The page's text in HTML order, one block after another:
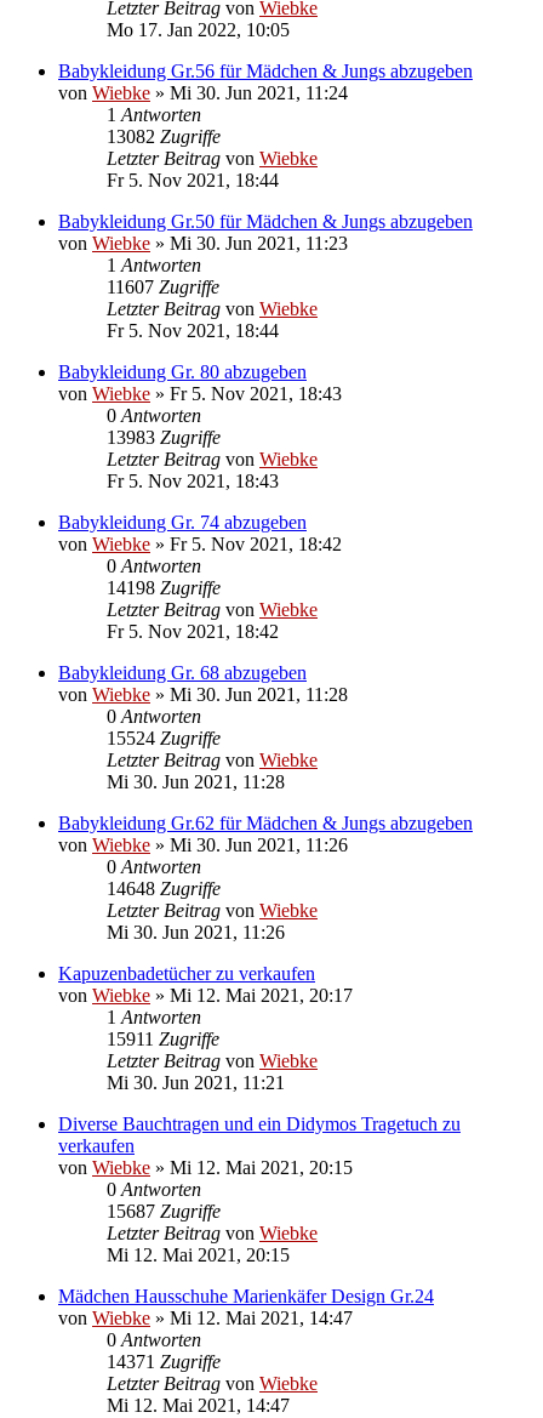
Letzter Beitrag von Wiebke
Mo 17. Jan 2022, 10:05
Babykleidung Gr.56 für Mädchen & Jungs abzugeben
von Wiebke » Mi 30. Jun 2021, 11:24
1Antworten
13082 Zugriffe
Letzter Beitrag von Wiebke
Fr 5. Nov 2021, 18:44
Babykleidung Gr.50 für Mädchen & Jungs abzugeben
von Wiebke » Mi 30. Jun 2021, 11:23
1Antworten
11607 Zugriffe
Letzter Beitrag von Wiebke
Fr 5. Nov 2021, 18:44
Babykleidung Gr. 80 abzugeben
von Wiebke » Fr 5. Nov 2021, 18:43
0Antworten
13983 Zugriffe
Letzter Beitrag von Wiebke
Fr 5. Nov 2021, 18:43
Babykleidung Gr. 74 abzugeben
von Wiebke » Fr 5. Nov 2021, 18:42
0Antworten
14198 Zugriffe
Letzter Beitrag von Wiebke
Fr 5. Nov 2021, 18:42
Babykleidung Gr. 68 abzugeben
von Wiebke » Mi 30. Jun 2021, 11:28
0Antworten
15524 Zugriffe
Letzter Beitrag von Wiebke
Mi 30. Jun 2021, 11:28
Babykleidung Gr.62 für Mädchen & Jungs abzugeben
von Wiebke » Mi 30. Jun 2021, 11:26
0Antworten
14648 Zugriffe
Letzter Beitrag von Wiebke
Mi 30. Jun 2021, 11:26
Kapuzenbadetücher zu verkaufen
von Wiebke » Mi 12. Mai 2021, 20:17
1Antworten
15911 Zugriffe
Letzter Beitrag von Wiebke
Mi 30. Jun 2021, 11:21
Diverse Bauchtragen und ein Didymos Tragetuch zu
verkaufen
von Wiebke » Mi 12. Mai 2021, 20:15
0Antworten
15687 Zugriffe
Letzter Beitrag von Wiebke
Mi 12. Mai 2021, 20:15
Mädchen Hausschuhe Marienkäfer Design Gr.24
von Wiebke » Mi 12. Mai 2021, 14:47
0Antworten
14371 Zugriffe
Letzter Beitrag von Wiebke
Mi 12. Mai 2021, 14:47